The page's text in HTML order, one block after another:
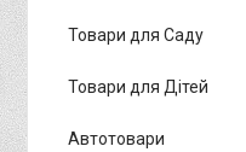
Товари для Саду
Товари для Дітей
Автотовари